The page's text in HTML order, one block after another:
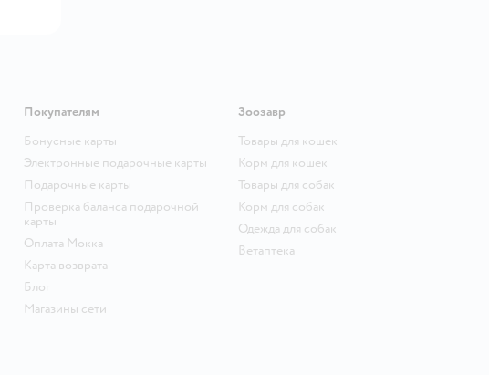
Покупателям
Бонусные карты
Электронные подарочные карты
Подарочные карты
Проверка баланса подарочной
карты
Оплата Мокка
Карта возврата
Блог
Магазины сети
Зоозавр
Товары для кошек
Корм для кошек
Товары для собак
Корм для собак
Одежда для собак
Ветаптека